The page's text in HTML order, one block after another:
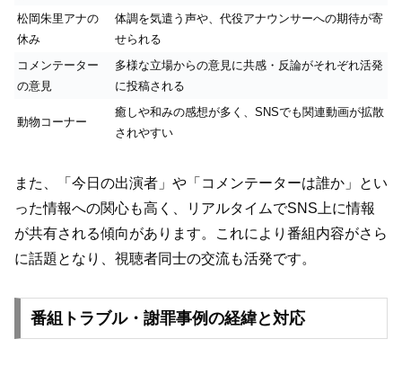
松岡朱里アナの
休み
体調を気遣う声や、代役アナウンサーへの期待が寄
せられる
コメンテーター
の意見
多様な立場からの意見に共感・反論がそれぞれ活発
に投稿される
動物コーナー
癒しや和みの感想が多く、SNSでも関連動画が拡散
されやすい
また、「今日の出演者」や「コメンテーターは誰か」とい
った情報への関心も高く、リアルタイムでSNS上に情報
が共有される傾向があります。これにより番組内容がさら
に話題となり、視聴者同士の交流も活発です。
番組トラブル・謝罪事例の経緯と対応